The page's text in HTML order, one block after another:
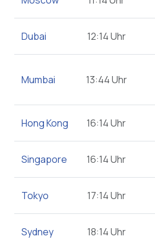
Dubai 12:14 Uhr
Mumbai 13:44 Uhr
Hong Kong 16:14 Uhr
Singapore 16:14 Uhr
Tokyo 17:14 Uhr
Sydney 18:14 Uhr